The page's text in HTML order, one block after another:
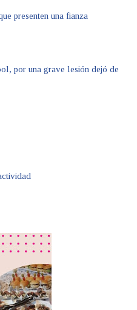
presenten una fianza
por una grave lesión dejó de